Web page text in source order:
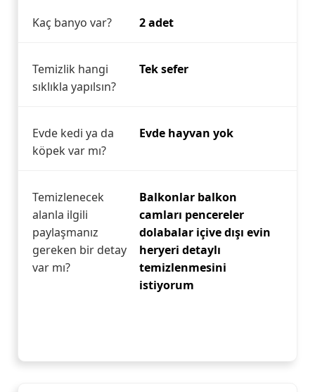
Kaç banyo var? 2 adet
Temizlik hangi
sıklıkla yapılsın?
Tek sefer
Evde kedi ya da
köpek var mı?
Evde hayvan yok
Temizlenecek
alanla ilgili
paylaşmanız
gereken bir detay
var mı?
Balkonlar balkon
camları pencereler
dolabalar içive dışı evin
heryeri detaylı
temizlenmesini
istiyorum